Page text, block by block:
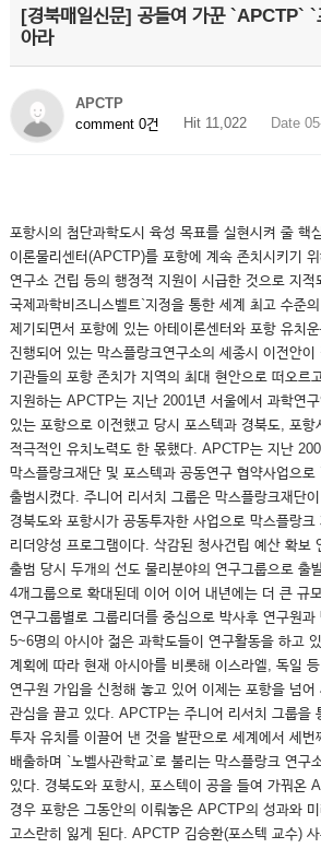
[경북매일신문] 공들여 가꾼 `APCTP` `
아라
APCTP
comment 0건
Hit 11,022 Date
포항시의 첨단과학도시 육성 목표를 실현시켜 줄 핵
이론물리센터(APCTP)를 포항에 계속 존치시키기
연구소 건립 등의 행정적 지원이 시급한 것으로 지
국제과학비즈니스벨트`지정을 통한 세계 최고 수준
제기되면서 포항에 있는 아테이론센터와 포항 유치
진행되어 있는 막스플랑크연구소의 세종시 이전안
기관들의 포항 존치가 지역의 최대 현안으로 떠오르
지원하는 APCTP는 지난 2001년 서울에서 과학연
있는 포항으로 이전했고 당시 포스텍과 경북도, 포항
적극적인 유치노력도 한 몫했다. APCTP는 지난
막스플랑크재단 및 포스텍과 공동연구 협약사업으
출범시켰다. 주니어 리서치 그룹은 막스플랑크재단
경북도와 포항시가 공동투자한 사업으로 막스플랑크
리더양성 프로그램이다. 삭감된 청사건립 예산 확보
출범 당시 두개의 선도 물리분야의 연구그룹으로 출
4개그룹으로 확대된데 이어 이어 내년에는 더 큰 규
연구그룹별로 그룹리더를 중심으로 박사후 연구원
5~6명의 아시아 젊은 과학도들이 연구활동을 하고
계획에 따라 현재 아시아를 비롯해 이스라엘, 독일
연구원 가입을 신청해 놓고 있어 이제는 포항을 넘어
관심을 끌고 있다. APCTP는 주니어 리서치 그룹을
투자 유치를 이끌어 낸 것을 발판으로 세계에서 세
배출하며 `노벨사관학교`로 불리는 막스플랑크 연구
있다. 경북도와 포항시, 포스텍이 공을 들여 가꿔온
경우 포항은 그동안의 이뤄놓은 APCTP의 성과와
고스란히 잃게 된다. APCTP 김승환(포스텍 교수)